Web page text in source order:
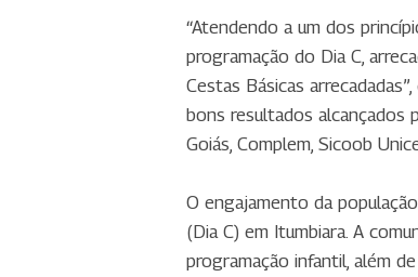
“Atendendo a um dos
programação do Dia C,
Cestas Básicas
bons resultados alcançados
Goiás, Complem, Sicoob
O engajamento da
(Dia C) em Itumbiara. A
programação infantil, além